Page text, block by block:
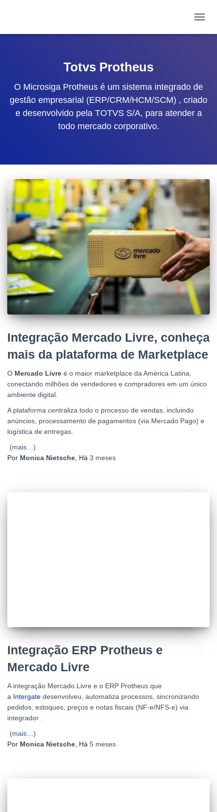
Totvs Protheus
O Microsiga Protheus é um sistema integrado de
gestão empresarial (ERP/CRM/HCM/SCM) , criado
e desenvolvido pela TOTVS S/A, para atender a
todo mercado corporativo.
Integração Mercado Livre, conheça
mais da plataforma de Marketplace
O Mercado Livre é o maior marketplace da América Latina,
conectando milhões de vendedores e compradores em um único
ambiente digital.
A plataforma centraliza todo o processo de vendas, incluindo
anúncios, processamento de pagamentos (via Mercado Pago) e
logística de entregas.
(mais…)
Por Monica Nietsche , Há 3 meses
Integração ERP Protheus e
Mercado Livre
A integração Mercado Livre e o ERP Protheus que
a Intergate desenvolveu, automatiza processos, sincronizando
pedidos, estoques, preços e notas fiscais (NF-e/NFS-e) via
integrador .
(mais…)
Por Monica Nietsche, Há 5 meses